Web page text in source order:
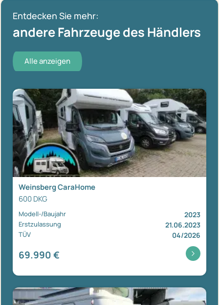
Entdecken Sie mehr:
andere Fahrzeuge des Händlers
Alle anzeigen
Weinsberg CaraHome
600 DKG
Modell-/Baujahr 2023
Erstzulassung 21.06.2023
TÜV 04/2026
69.990 €